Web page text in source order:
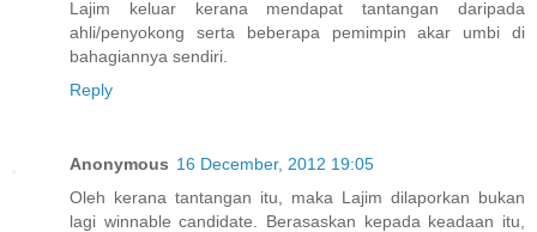
Lajim keluar kerana mendapat tantangan daripada
ahli/penyokong serta beberapa pemimpin akar umbi di
bahagiannya sendiri.
Reply
Anonymous 16 December, 2012 19:05
Oleh kerana tantangan itu, maka Lajim dilaporkan bukan
lagi winnable candidate. Berasaskan kepada keadaan itu,